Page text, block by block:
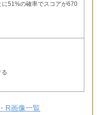
に51%の確率でスコアが670
R画像一覧